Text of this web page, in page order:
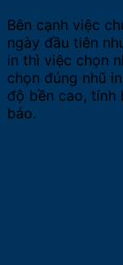
Bên cạnh việc
ngày đầu tiên
in thì việc chọn
chọn đúng nhũ
độ bền cao, tính
bảo.